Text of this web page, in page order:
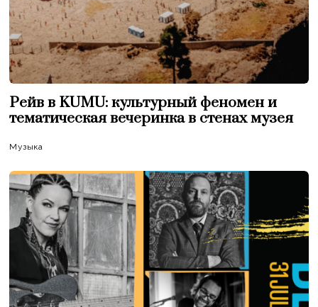
Рейв в KUMU: культурный феномен и
тематическая вечеринка в стенах музея
Музыка